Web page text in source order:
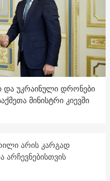
და უკრაინული დრონები
მინისტრი კიევში
არის კარგად